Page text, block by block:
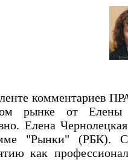
комментариев
рынке от Елены
Елена
"Рынки" (РБК).
как